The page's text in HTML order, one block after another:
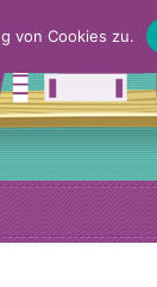
von Cookies zu.